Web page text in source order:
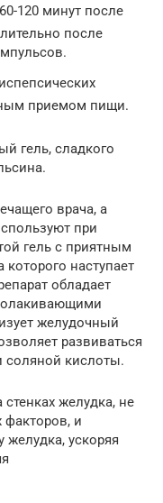
120 минут после
после
приемом пищи.
гель, сладкого
врача, а
при
гель с приятным
наступает
обладает
желудочный
развиваться
кислоты.
желудка, не
и
ускоряя